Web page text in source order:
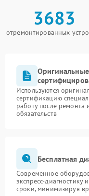
3683
отремонтированных
Используются
сертификацию
работу после ремонта
обязательств
Бесплатная
Современное
экспресс-диагностику
сроки, минимизируя